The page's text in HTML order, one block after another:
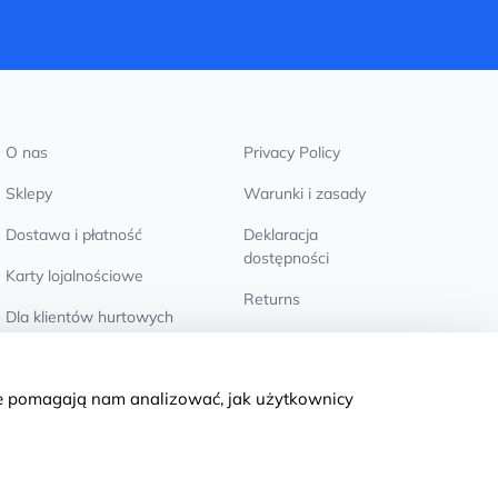
O nas
Sklepy
Dostawa i płatność
Karty lojalnościowe
Dla klientów hurtowych
Privacy Policy
Warunki i zasady
Deklaracja
dostępności
Returns
pomagają nam analizować, jak użytkownicy